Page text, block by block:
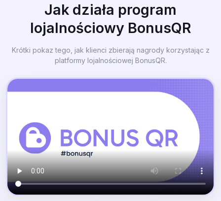
Jak działa program
lojalnościowy BonusQR
Krótki pokaz tego, jak klienci zbierają nagrody korzystając z
platformy lojalnościowej BonusQR.